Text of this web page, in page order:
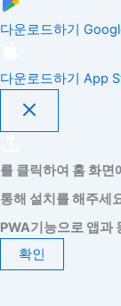
다운로드하기
다운로드하기 App
를 클릭하여 홈 화면
통해 설치를 해주세
PWA기능으로 앱과
확인